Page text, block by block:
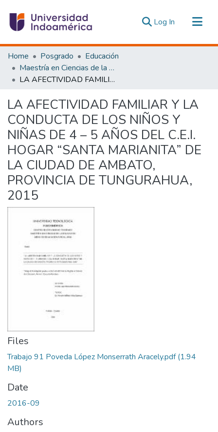
Log In (current)
Communities & Collections
All of DSpace
Statistics
Home Posgrado
Educación
Maestría en Ciencias de la Educación, Mención Educación Parvularia
LA AFECTIVIDAD FAMILIAR Y LA CONDUCTA DE LOS NIÑOS Y NIÑAS DE 4 – 5 AÑOS DEL C.E.I. HOGAR “SANTA MARIANITA” DE LA CIUDAD DE AMBATO, PROVINCIA DE TUNGURAHUA, 2015
LA AFECTIVIDAD FAMILIAR Y LA
CONDUCTA DE LOS NIÑOS Y
NIÑAS DE 4 – 5 AÑOS DEL C.E.I.
HOGAR “SANTA MARIANITA” DE
LA CIUDAD DE AMBATO,
PROVINCIA DE TUNGURAHUA,
2015
Files
Trabajo 91 Poveda López Monserrath Aracely.pdf(1.94
MB)
Date
2016-09
Authors